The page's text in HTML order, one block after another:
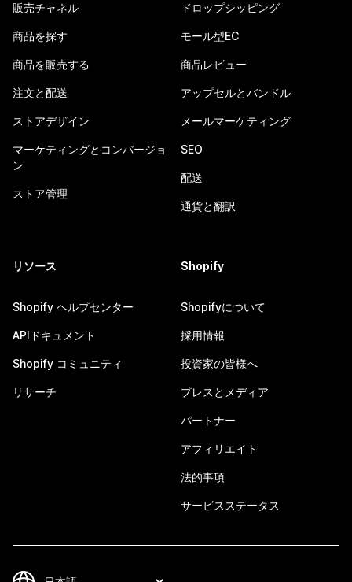
販売チャネル
商品を探す
商品を販売する
注文と配送
ストアデザイン
マーケティングとコンバージョ
ン
ストア管理
ドロップシッピング
モール型EC
商品レビュー
アップセルとバンドル
メールマーケティング
SEO
配送
通貨と翻訳
リソース
Shopify ヘルプセンター
APIドキュメント
Shopify コミュニティ
リサーチ
Shopify
Shopifyについて
採用情報
投資家の皆様へ
プレスとメディア
パートナー
アフィリエイト
法的事項
サービスステータス